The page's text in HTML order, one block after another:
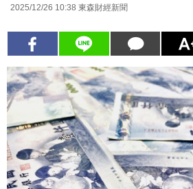
2025/12/26 10:38 東森財經新聞